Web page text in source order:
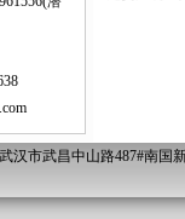
汉市武昌中山路487#南国